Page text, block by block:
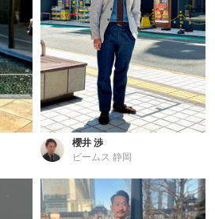
櫻井 渉
ビームス 静岡